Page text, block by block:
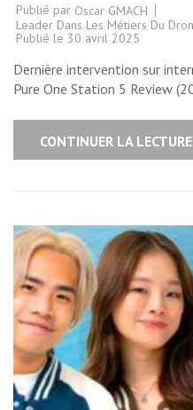
Publié par Oscar GMACH
Leader Dans Les Métiers Du
Publié le 30 avril 2025
Dernière intervention sur
Pure One Station 5 Review
CONTINUER LA LECTURE